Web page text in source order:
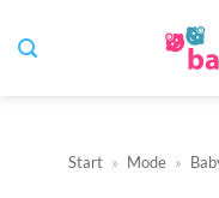
Inhalt
Start » Mode »